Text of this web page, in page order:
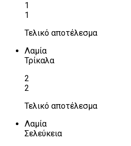
1
1
Τελικό αποτέλεσμα
Λαμία
Τρίκαλα
2
2
Τελικό αποτέλεσμα
Λαμία
Σελεύκεια